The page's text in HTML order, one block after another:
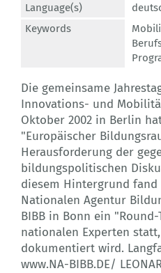
Language(s)
Keywords
Die gemeinsame
Innovations- und
Oktober 2002 in Berlin
"Europäischer
Herausforderung der
bildungspolitischen
diesem Hintergrund fand
Nationalen Agentur
BIBB in Bonn ein
nationalen Experten
dokumentiert wird.
www.NA-BIBB.DE/